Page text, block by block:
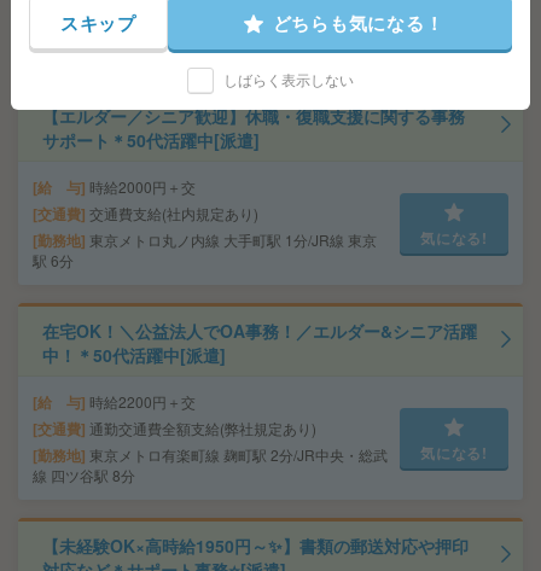
勤務地 東京メトロ東西線 竹橋駅 3b出口より徒歩5分/
東京メトロ半蔵門線 神保町駅 A9出口より徒歩7分
気になる!
【エルダー／シニア歓迎】休職・復職支援に関する事務
サポート＊50代活躍中[派遣]
給 与 時給2000円＋交
交通費 交通費支給(社内規定あり)
勤務地 東京メトロ丸ノ内線 大手町駅 1分/JR線 東京
駅 6分
気になる!
在宅OK！＼公益法人でOA事務！／エルダー&シニア活躍
中！＊50代活躍中[派遣]
給 与 時給2200円＋交
交通費 通勤交通費全額支給(弊社規定あり)
勤務地 東京メトロ有楽町線 麹町駅 2分/JR中央・総武
線 四ツ谷駅 8分
気になる!
【未経験OK×高時給1950円～✨】書類の郵送対応や押印
スキップ どちらも気になる！
しばらく表示しない